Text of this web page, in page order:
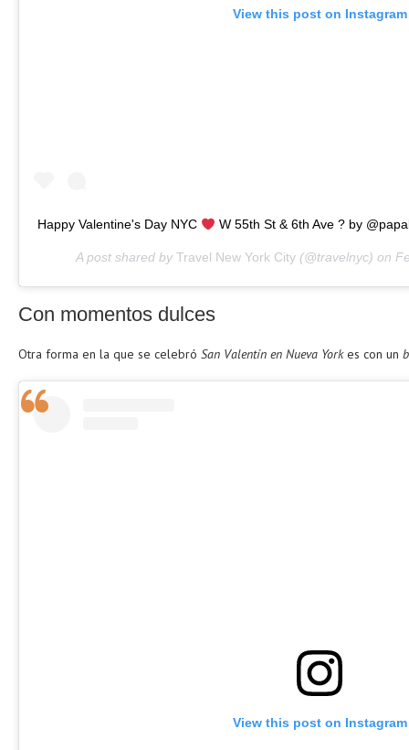
View this post on Instagram
Happy Valentine's Day NYC W 55th St & 6th Ave ? by
A post shared by Travel New York City (@travelnyc) on
Con momentos dulces
Otra forma en la que se celebró San Valentín en Nueva Yorkes con un
View this post on Instagram